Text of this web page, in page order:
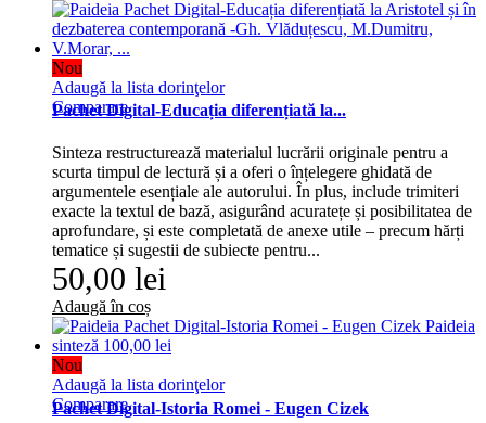
Nou
Adaugă la lista dorinţelor
Comparare
Pachet Digital-Educația diferențiată la...
Sinteza restructurează materialul lucrării originale pentru a
scurta timpul de lectură și a oferi o înțelegere ghidată de
argumentele esențiale ale autorului. În plus, include trimiteri
exacte la textul de bază, asigurând acuratețe și posibilitatea de
aprofundare, și este completată de anexe utile – precum hărți
tematice și sugestii de subiecte pentru...
50,00 lei
Adaugă în coș
Nou
Adaugă la lista dorinţelor
Comparare
Pachet Digital-Istoria Romei - Eugen Cizek